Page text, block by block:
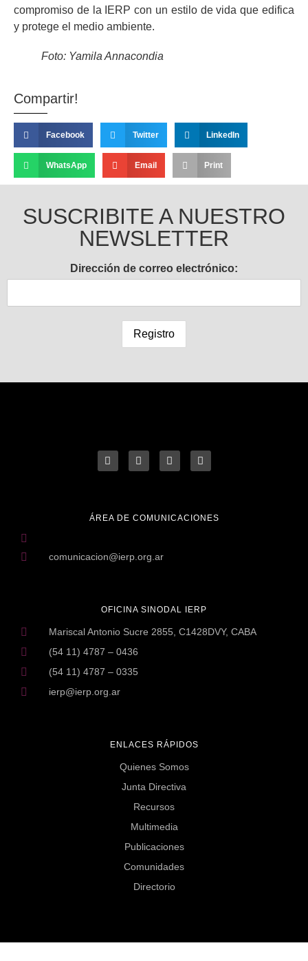
compromiso de la IERP con un estilo de vida que edifica
y protege el medio ambiente.
Foto: Yamila Annacondia
Compartir!
Facebook Twitter LinkedIn
WhatsApp Email Print
SUSCRIBITE A NUESTRO
NEWSLETTER
Dirección de correo electrónico:
ENLACES RÁPIDOS
Quienes Somos
Junta Directiva
Recursos
Multimedia
Publicaciones
Comunidades
Directorio
OFICINA SINODAL IERP
Mariscal Antonio Sucre 2855, C1428DVY, CABA
(54 11) 4787 – 0436
(54 11) 4787 – 0335
ierp@ierp.org.ar
ÁREA DE COMUNICACIONES
comunicacion@ierp.org.ar